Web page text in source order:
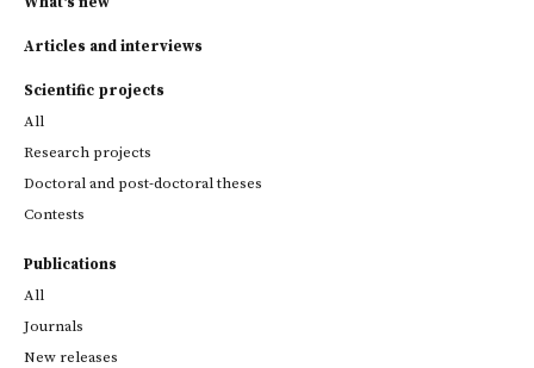
Articles and interviews
Scientific projects
All
Research projects
Doctoral and post-doctoral theses
Contests
Publications
All
Journals
New releases